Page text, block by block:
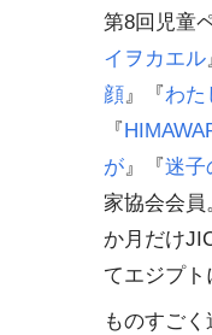
第8回児童
イヲカエル
顔』『わた
『
が』『迷子
家協会会
か月だけ
てエジプト
ものすご